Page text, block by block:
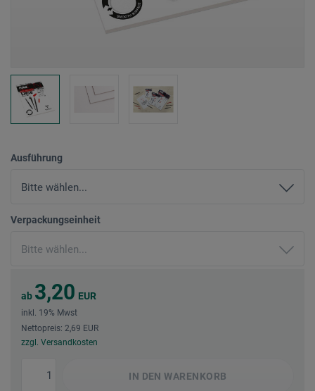
Ausführung
Verpackungseinheit
ab 3,20 EUR
inkl. 19% Mwst
Nettopreis: 2,69 EUR
zzgl. Versandkosten
IN DEN WARENKORB